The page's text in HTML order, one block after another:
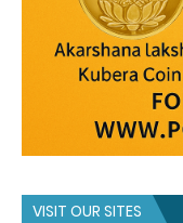
VISIT OUR SITES